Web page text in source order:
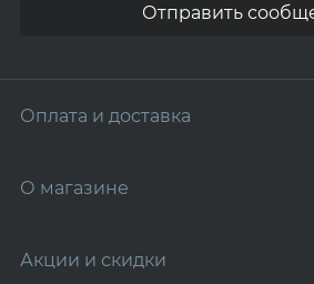
Отправить
Оплата и доставка
О магазине
Акции и скидки